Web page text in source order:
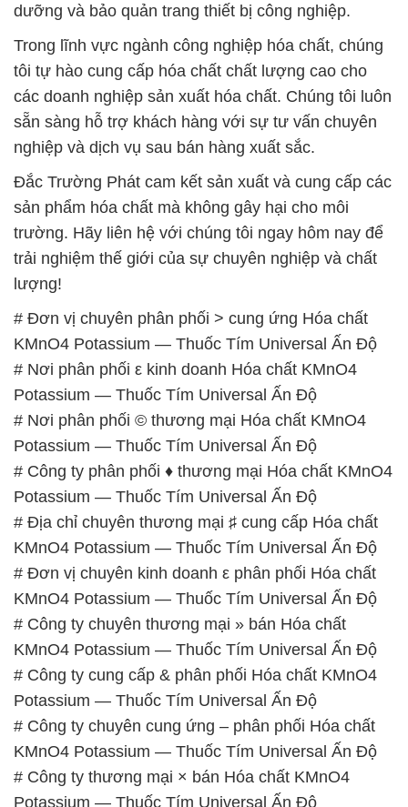
dưỡng và bảo quản trang thiết bị công nghiệp.
Trong lĩnh vực ngành công nghiệp hóa chất, chúng
tôi tự hào cung cấp hóa chất chất lượng cao cho
các doanh nghiệp sản xuất hóa chất. Chúng tôi luôn
sẵn sàng hỗ trợ khách hàng với sự tư vấn chuyên
nghiệp và dịch vụ sau bán hàng xuất sắc.
Đắc Trường Phát cam kết sản xuất và cung cấp các
sản phẩm hóa chất mà không gây hại cho môi
trường. Hãy liên hệ với chúng tôi ngay hôm nay để
trải nghiệm thế giới của sự chuyên nghiệp và chất
lượng!
# Đơn vị chuyên phân phối > cung ứng Hóa chất
KMnO4 Potassium — Thuốc Tím Universal Ấn Độ
# Nơi phân phối ε kinh doanh Hóa chất KMnO4
Potassium — Thuốc Tím Universal Ấn Độ
# Nơi phân phối © thương mại Hóa chất KMnO4
Potassium — Thuốc Tím Universal Ấn Độ
# Công ty phân phối ♦ thương mại Hóa chất KMnO4
Potassium — Thuốc Tím Universal Ấn Độ
# Địa chỉ chuyên thương mại ♯ cung cấp Hóa chất
KMnO4 Potassium — Thuốc Tím Universal Ấn Độ
# Đơn vị chuyên kinh doanh ε phân phối Hóa chất
KMnO4 Potassium — Thuốc Tím Universal Ấn Độ
# Công ty chuyên thương mại » bán Hóa chất
KMnO4 Potassium — Thuốc Tím Universal Ấn Độ
# Công ty cung cấp & phân phối Hóa chất KMnO4
Potassium — Thuốc Tím Universal Ấn Độ
# Công ty chuyên cung ứng – phân phối Hóa chất
KMnO4 Potassium — Thuốc Tím Universal Ấn Độ
# Công ty thương mại × bán Hóa chất KMnO4
Potassium — Thuốc Tím Universal Ấn Độ